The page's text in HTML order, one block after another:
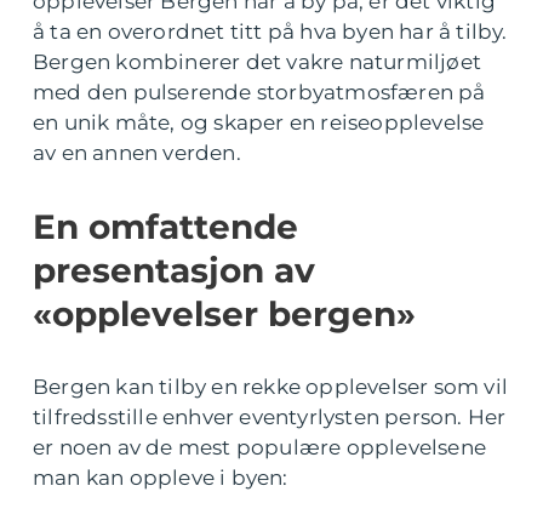
å ta en overordnet titt på hva byen har å tilby.
Bergen kombinerer det vakre naturmiljøet
med den pulserende storbyatmosfæren på
en unik måte, og skaper en reiseopplevelse
av en annen verden.
En omfattende
presentasjon av
«opplevelser bergen»
Bergen kan tilby en rekke opplevelser som vil
tilfredsstille enhver eventyrlysten person. Her
er noen av de mest populære opplevelsene
man kan oppleve i byen: